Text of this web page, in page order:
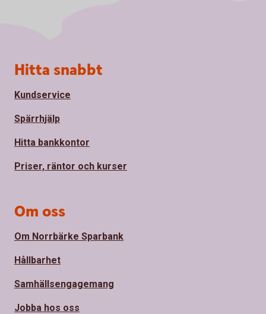
Sidfot
Hitta snabbt
Kundservice
Spärrhjälp
Hitta bankkontor
Priser, räntor och kurser
Om oss
Om Norrbärke Sparbank
Hållbarhet
Samhällsengagemang
Jobba hos oss